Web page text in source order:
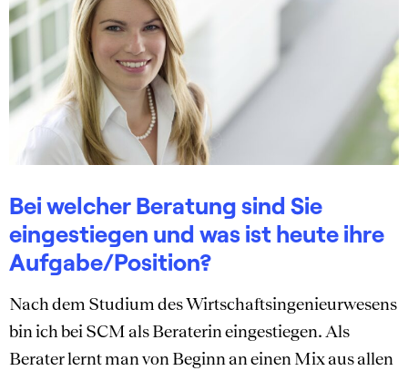
Bei welcher Beratung sind Sie
eingestiegen und was ist heute ihre
Aufgabe/Position?
Nach dem Studium des Wirtschaftsingenieurwesens
bin ich bei SCM als Beraterin eingestiegen. Als
Berater lernt man von Beginn an einen Mix aus allen